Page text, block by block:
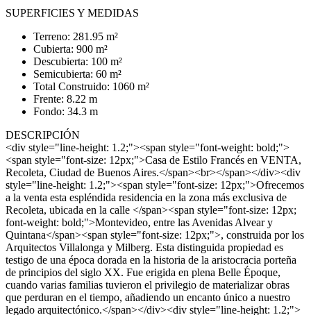
SUPERFICIES Y MEDIDAS
Terreno: 281.95 m²
Cubierta: 900 m²
Descubierta: 100 m²
Semicubierta: 60 m²
Total Construido: 1060 m²
Frente: 8.22 m
Fondo: 34.3 m
DESCRIPCIÓN
<div style="line-height: 1.2;"><span style="font-weight: bold;">
<span style="font-size: 12px;">Casa de Estilo Francés en VENTA,
Recoleta, Ciudad de Buenos Aires.</span><br></span></div><div
style="line-height: 1.2;"><span style="font-size: 12px;">Ofrecemos
a la venta esta espléndida residencia en la zona más exclusiva de
Recoleta, ubicada en la calle </span><span style="font-size: 12px;
font-weight: bold;">Montevideo, entre las Avenidas Alvear y
Quintana</span><span style="font-size: 12px;">, construida por los
Arquitectos Villalonga y Milberg. Esta distinguida propiedad es
testigo de una época dorada en la historia de la aristocracia porteña
de principios del siglo XX. Fue erigida en plena Belle Époque,
cuando varias familias tuvieron el privilegio de materializar obras
que perduran en el tiempo, añadiendo un encanto único a nuestro
legado arquitectónico.</span></div><div style="line-height: 1.2;">